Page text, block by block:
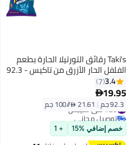
Taki's رقائق التورتيلا الحارة بطعم
الفلفل الحار الأزرق من تاكيس - 92.3
جرام3.4
7
19.95
92.3 جم | #26 في شيبس
توصيل مجاني
#26 في شيبس
خصم إضافي %15 + 1